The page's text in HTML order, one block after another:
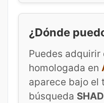
¿Dónde
Puedes adquirir
homologada en
aparece bajo el
búsqueda